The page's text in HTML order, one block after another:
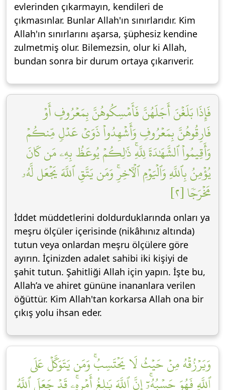
evlerinden çıkarmayın, kendileri de
çıkmasınlar. Bunlar Allah'ın sınırlarıdır. Kim
Allah'ın sınırlarını aşarsa, şüphesiz kendine
zulmetmiş olur. Bilemezsin, olur ki Allah,
bundan sonra bir durum ortaya çıkarıverir.
فَإِذَا بَلَغۡنَ أَجَلَهُنَّ فَأَمۡسِكُوهُنَّ بِمَعۡرُوفٍ أَوۡ
فَارِقُوهُنَّ بِمَعۡرُوفٖ وَأَشۡهِدُواْ ذَوَيۡ عَدۡلٖ مِّنكُمۡ
وَأَقِيمُواْ ٱلشَّهَٰدَةَ لِلَّهِۚ ذَٰلِكُمۡ يُوعَظُ بِهِۦ مَن كَانَ
يُؤۡمِنُ بِٱللَّهِ وَٱلۡيَوۡمِ ٱلۡأٓخِرِۚ وَمَن يَتَّقِ ٱللَّهَ يَجۡعَل لَّهُۥ
مَخۡرَجٗا [٢]
İddet müddetlerini doldurduklarında onları ya
meşru ölçüler içerisinde (nikâhınız altında)
tutun veya onlardan meşru ölçülere göre
ayırın. İçinizden adalet sahibi iki kişiyi de
şahit tutun. Şahitliği Allah için yapın. İşte bu,
Allah’a ve ahiret gününe inananlara verilen
öğüttür. Kim Allah'tan korkarsa Allah ona bir
çıkış yolu ihsan eder.
وَيَرۡزُقۡهُ مِنۡ حَيۡثُ لَا يَحۡتَسِبُۚ وَمَن يَتَوَكَّلۡ عَلَى
ٱللَّهِ فَهُوَ حَسۡبُهُۥٓۚ إِنَّ ٱللَّهَ بَٰلِغُ أَمۡرِهِۦۚ قَدۡ جَعَلَ ٱللَّهُ